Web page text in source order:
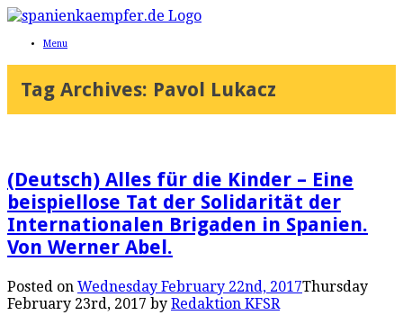
Menu
Tag Archives: Pavol Lukacz
(Deutsch) Alles für die Kinder – Eine
beispiellose Tat der Solidarität der
Internationalen Brigaden in Spanien.
Von Werner Abel.
Posted on Wednesday February 22nd, 2017Thursday
February 23rd, 2017 by Redaktion KFSR